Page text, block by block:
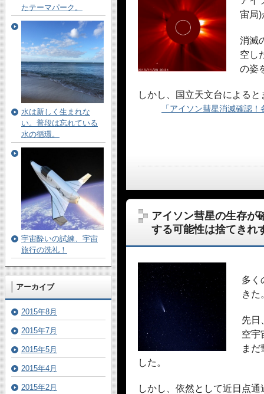
宙局)
消滅
空し
の姿
しかし、国立天文台によると
「アイソン彗星消滅確認
アイソン彗星の生存が
する可能性は捨てきれ
多く
きた
先日
空宇
まだ
した。
しかし、依然として近日点通
たテーマパーク。
水は新しく生まれな
い。普段は忘れている
水の循環。
宇宙酔いの試練、宇宙
旅行の洗礼！
アーカイブ
2015年8月
2015年7月
2015年5月
2015年4月
2015年2月